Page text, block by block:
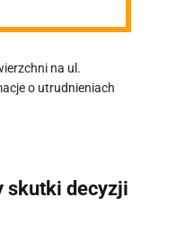
na ul.
o utrudnieniach
skutki decyzji